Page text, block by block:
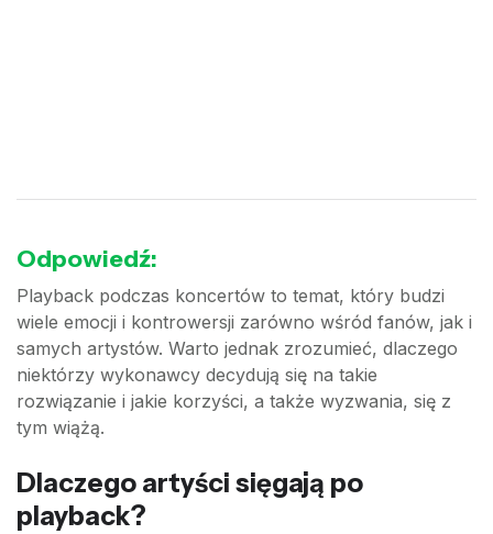
Odpowiedź:
Playback podczas koncertów to temat, który budzi
wiele emocji i kontrowersji zarówno wśród fanów, jak i
samych artystów. Warto jednak zrozumieć, dlaczego
niektórzy wykonawcy decydują się na takie
rozwiązanie i jakie korzyści, a także wyzwania, się z
tym wiążą.
Dlaczego artyści sięgają po
playback?